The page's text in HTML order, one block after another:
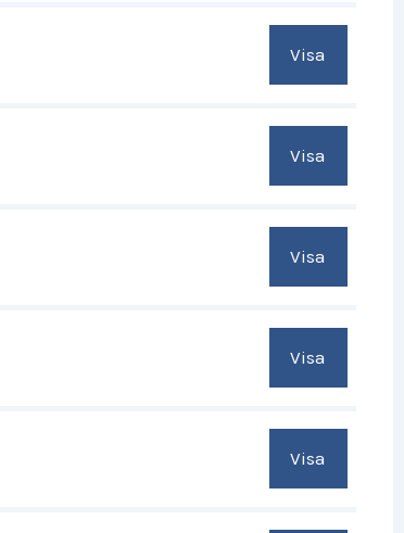
Visa
Visa
Visa
Visa
Visa